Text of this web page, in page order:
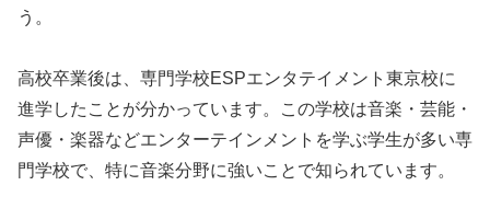
う。
高校卒業後は、専門学校ESPエンタテイメント東京校に
進学したことが分かっています。この学校は音楽・芸能・
声優・楽器などエンターテインメントを学ぶ学生が多い専
門学校で、特に音楽分野に強いことで知られています。